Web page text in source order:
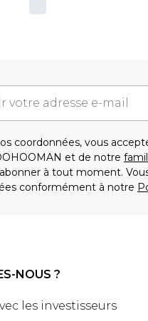
coordonnées, vous
et de notre
à tout moment.
conformément à notre
NOUS ?
les investisseurs